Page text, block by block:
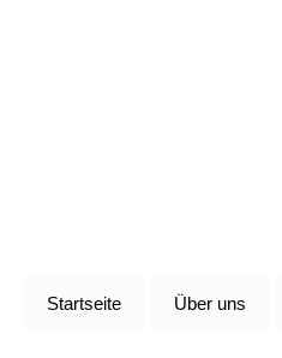
Startseite Über uns